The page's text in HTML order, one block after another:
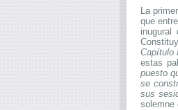
La
que
Capítulo
estas
puesto
se
sus
solemne